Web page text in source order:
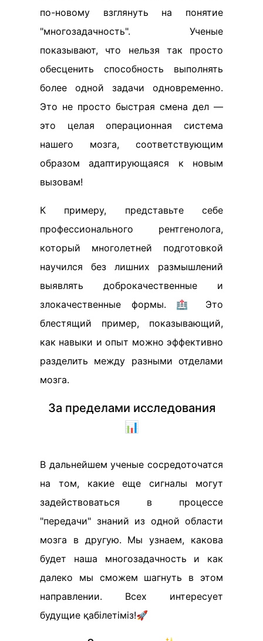
по-новому взглянуть на понятие
"многозадачность". Ученые
показывают, что нельзя так просто
обесценить способность выполнять
более одной задачи одновременно.
Это не просто быстрая смена дел —
это целая операционная система
нашего мозга, соответствующим
образом адаптирующаяся к новым
вызовам!
К примеру, представьте себе
профессионального рентгенолога,
который многолетней подготовкой
научился без лишних размышлений
выявлять доброкачественные и
злокачественные формы. 🏥 Это
блестящий пример, показывающий,
как навыки и опыт можно эффективно
разделить между разными отделами
мозга.
За пределами исследования
📊
В дальнейшем ученые сосредоточатся
на том, какие еще сигналы могут
задействоваться в процессе
"передачи" знаний из одной области
мозга в другую. Мы узнаем, какова
будет наша многозадачность и как
далеко мы сможем шагнуть в этом
направлении. Всех интересует
будущие қабілетіміз!🚀